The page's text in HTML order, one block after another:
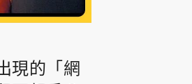
現的「網